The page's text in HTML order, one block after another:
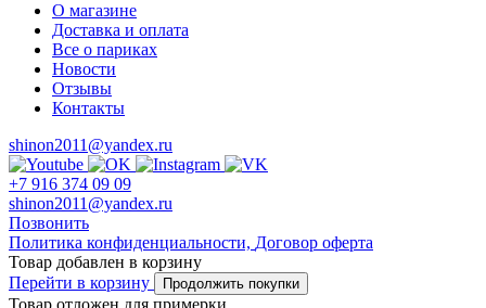
О магазине
Доставка и оплата
Все о париках
Новости
Отзывы
Контакты
shinon2011@yandex.ru
+7 916 374 09 09
shinon2011@yandex.ru
Позвонить
Политика конфиденциальности, Договор оферта
Товар добавлен в корзину
Перейти в корзину
Продолжить покупки